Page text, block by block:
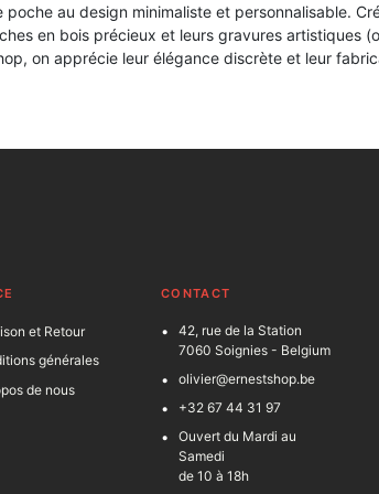
au design minimaliste et personnalisable.
en bois précieux et leurs gravures artistiques
on apprécie leur élégance discrète et leur
et Retour
générales
de nous
CONTACT
42, rue de la Station
7060 Soignies - Belgium
olivier@ernestshop.be
+32 67 44 31 97
Ouvert du Mardi au
Samedi
de 10 à 18h